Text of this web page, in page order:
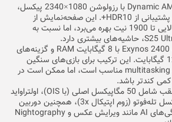
6.7 اینچ Dynamic AMOLED با رزولوشن 1080×2340 پیکسل،
نرخ تازه‌سازی 120 هرتز و پشتیبانی از HDR10+. این صفحه‌نمایش از
رنگ‌های زنده و روشنایی بالایی تا 1900 نیت بهره می‌برد، اما نسبت به
چیپست Exynos 2400 با 8 گیگابایت RAM و گزینه‌های
ذخیره‌سازی 128/256/512 گیگابایت. این ترکیب برای بازی‌های سنگین
مانند Genshin Impact و multitasking مناسب است، اما ممکن است در
سیستم سه‌گانه عقب شامل 50 مگاپیکسل اصلی (با OIS)، اولتراواید
12 مگاپیکسل، و 8 مگاپیکسل تله‌فوتو (زوم اپتیکال 3x)، همچنین دوربین
سلفی 10 مگاپیکسل. ویژگی‌های AI مانند ویرایش عکس و Nightography